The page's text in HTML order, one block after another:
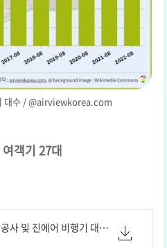
대수 / @airviewkorea.com
객기 27대
2022년 8월 한국 항공사 및 진에어 비행기 대수 현황 다운로드.pdf